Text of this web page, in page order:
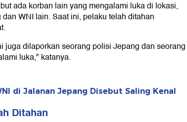
ada korban lain yang mengalami luka di lokasi,
WNI lain. Saat ini, pelaku telah ditahan
juga dilaporkan seorang polisi Jepang dan seorang
luka," katanya.
di Jalanan Jepang Disebut Saling Kenal
Ditahan